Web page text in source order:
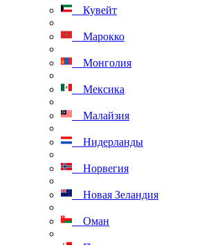
Кувейт
Марокко
Монголия
Мексика
Малайзия
Нидерланды
Норвегия
Новая Зеландия
Оман